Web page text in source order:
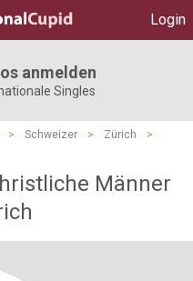
Login
anmelden
Singles
> Schweizer > Zürich
>
Männer